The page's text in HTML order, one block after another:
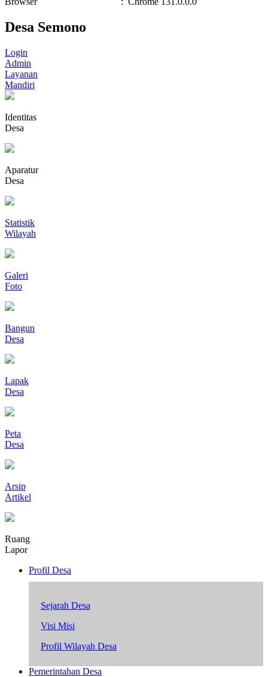
Desa Semono
Login
Admin
Layanan
Mandiri
Identitas
Desa
Aparatur
Desa
Statistik
Wilayah
Galeri
Foto
Bangun
Desa
Lapak
Desa
Peta
Desa
Arsip
Artikel
Ruang
Lapor
Profil Desa
Sejarah Desa
Visi Misi
Profil Wilayah Desa
Pemerintahan Desa